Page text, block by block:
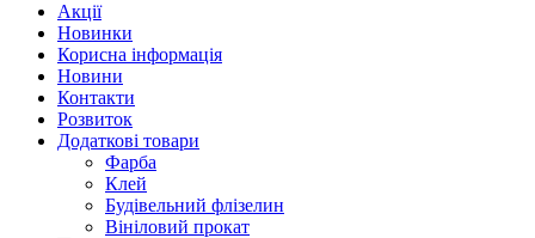
Акції
Новинки
Корисна інформація
Новини
Контакти
Розвиток
Додаткові товари
Фарба
Клей
Будівельний флізелин
Вініловий прокат